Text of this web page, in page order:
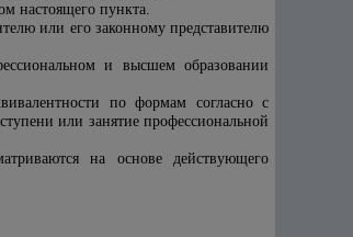
настоящего пункта.
или его законному представителю
и высшем образовании
по формам согласно с
или занятие профессиональной
на основе действующего